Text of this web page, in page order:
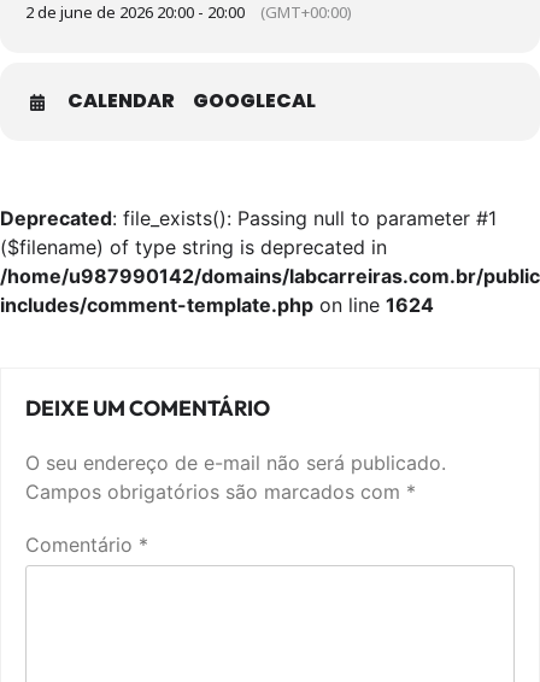
2 de june de 2026 20:00 - 20:00 (GMT+00:00)
CALENDAR GOOGLECAL
Deprecated: file_exists(): Passing null to parameter #1
($filename) of type string is deprecated in
/home/u987990142/domains/labcarreiras.com.br/
includes/comment-template.php on line 1624
DEIXE UM COMENTÁRIO
O seu endereço de e-mail não será publicado.
Campos obrigatórios são marcados com *
Comentário *